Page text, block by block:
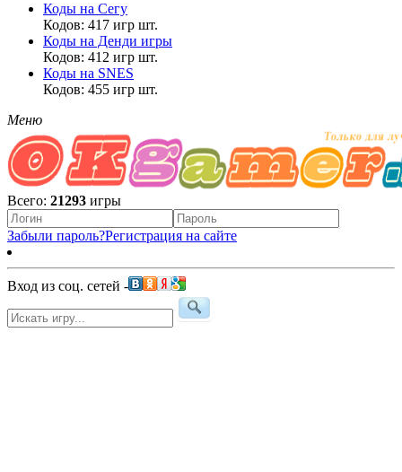
Коды на Сегу
Кодов: 417 игр шт.
Коды на Денди игры
Кодов: 412 игр шт.
Коды на SNES
Кодов: 455 игр шт.
Меню
Всего: 21293 игры
Забыли пароль?Регистрация на сайте
Вход из соц. сетей -